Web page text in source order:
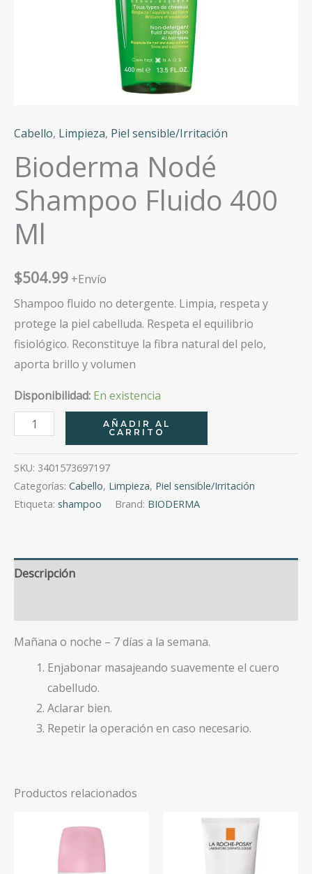
Cabello, Limpieza, Piel sensible/Irritación
Bioderma Nodé
Shampoo Fluido 400
Ml
$504.99 +Envío
Shampoo fluido no detergente. Limpia, respeta y
protege la piel cabelluda. Respeta el equilibrio
fisiológico. Reconstituye la fibra natural del pelo,
aporta brillo y volumen
Disponibilidad: En existencia
Bioderma
Nodé
Shampoo
Fluido
400
AÑADIR AL
CARRITO
SKU: 3401573697197
Categorías: Cabello, Limpieza, Piel sensible/Irritación
Etiqueta: shampoo Brand: BIODERMA
Descripción
Mañana o noche – 7 días a la semana.
Enjabonar masajeando suavemente el cuero
cabelludo.
Aclarar bien.
Repetir la operación en caso necesario.
Productos relacionados